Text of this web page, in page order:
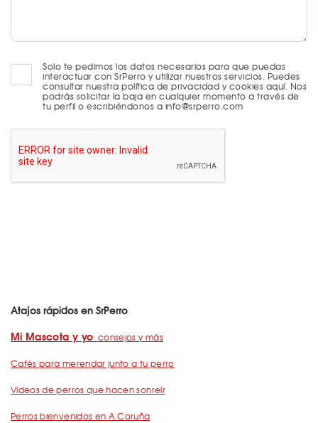
Solo te pedimos los datos necesarios para que puedas
interactuar con SrPerro y utilizar nuestros servicios. Puedes
consultar nuestra política de privacidad y cookies aquí. Nos
podrás solicitar la baja en cualquier momento a través de
tu perfil o escribiéndonos a info@srperro.com
Atajos rápidos en SrPerro
Mi Mascota y yo: consejos y más
Cafés para merendar junto a tu perro
Vídeos de perros que hacen sonreír
Perros bienvenidos en A Coruña